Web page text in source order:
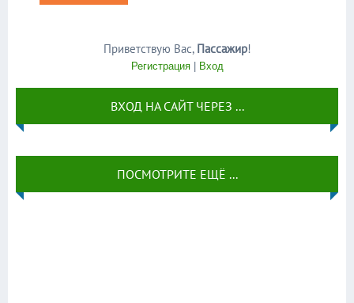
Приветствую Вас, Пассажир!
Регистрация| Вход
ВХОД НА САЙТ ЧЕРЕЗ ...
ПОСМОТРИТЕ ЕЩЁ ...